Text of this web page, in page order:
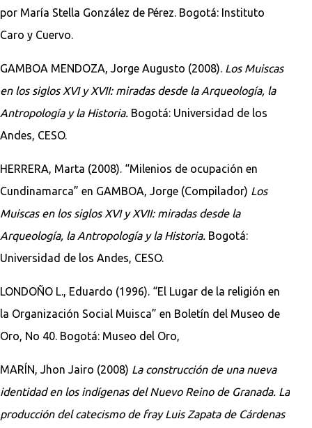
por María Stella González de Pérez. Bogotá: Instituto
Caro y Cuervo.
GAMBOA MENDOZA, Jorge Augusto (2008). Los Muiscas
en los siglos XVI y XVII: miradas desde la Arqueología, la
Antropología y la Historia. Bogotá: Universidad de los
Andes, CESO.
HERRERA, Marta (2008). “Milenios de ocupación en
Cundinamarca” en GAMBOA, Jorge (Compilador) Los
Muiscas en los siglos XVI y XVII: miradas desde la
Arqueología, la Antropología y la Historia. Bogotá:
Universidad de los Andes, CESO.
LONDOÑO L., Eduardo (1996). “El Lugar de la religión en
la Organización Social Muisca” en Boletín del Museo de
Oro, No 40. Bogotá: Museo del Oro,
MARÍN, Jhon Jairo (2008) La construcción de una nueva
identidad en los indígenas del Nuevo Reino de Granada. La
producción del catecismo de fray Luis Zapata de Cárdenas